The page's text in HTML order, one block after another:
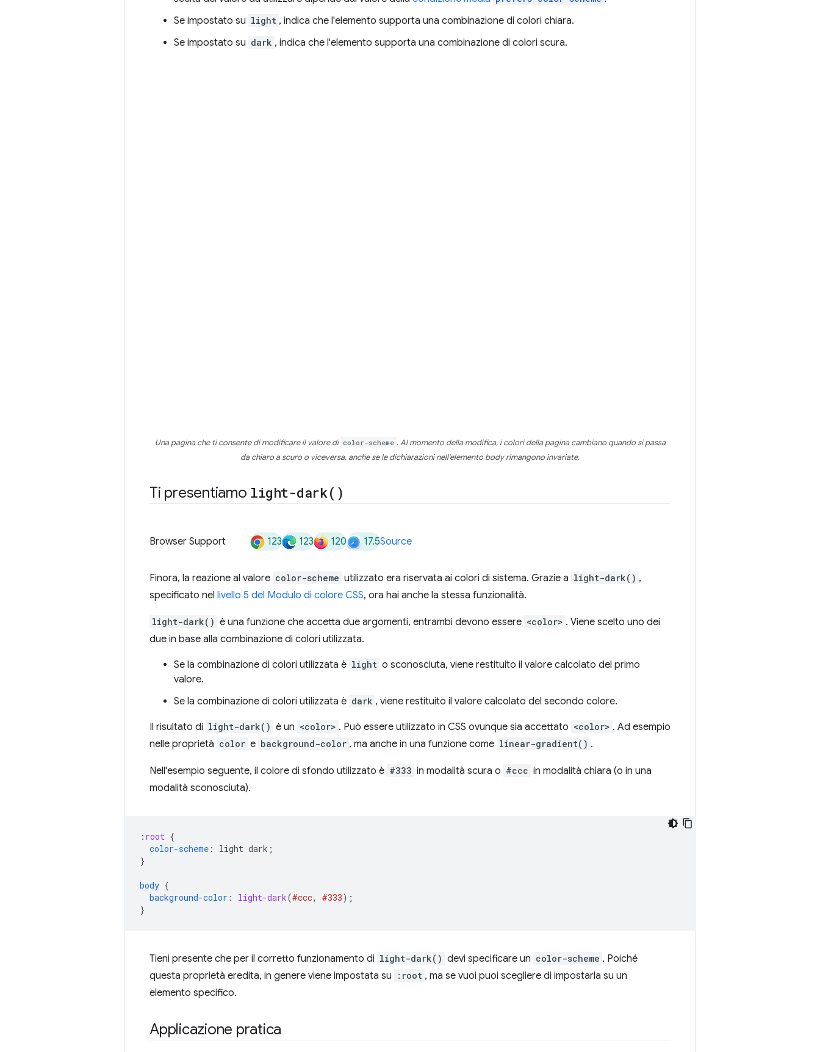
Se impostato su light , indica che l'elemento supporta una combinazione di colori chiara.
Se impostato su dark , indica che l'elemento supporta una combinazione di colori scura.
Una pagina che ti consente di modificare il valore di color-scheme . Al momento della modifica, i colori della pagina cambiano quando si passa
da chiaro a scuro o viceversa, anche se le dichiarazioni nell'elemento body rimangono invariate.
Ti presentiamo light-dark( )
Browser Support 123 123 120 17.5Source
Finora, la reazione al valore color-scheme utilizzato era riservata ai colori di sistema. Grazie a light-dark() ,
specificato nel livello 5 del Modulo di colore CSS, ora hai anche la stessa funzionalità.
light-dark() è una funzione che accetta due argomenti, entrambi devono essere <color> . Viene scelto uno dei
due in base alla combinazione di colori utilizzata.
Se la combinazione di colori utilizzata è light o sconosciuta, viene restituito il valore calcolato del primo
valore.
Se la combinazione di colori utilizzata è dark , viene restituito il valore calcolato del secondo colore.
Il risultato di light-dark() è un <color> . Può essere utilizzato in CSS ovunque sia accettato <color> . Ad esempio
nelle proprietà color e background-color , ma anche in una funzione come linear-gradient() .
Nell'esempio seguente, il colore di sfondo utilizzato è #333 in modalità scura o #ccc in modalità chiara (o in una
modalità sconosciuta).
: root {
color-scheme : light dark ;
}
body {
background-color : light-dark(#ccc, #333);
}
Tieni presente che per il corretto funzionamento di light-dark() devi specificare un color-scheme . Poiché
questa proprietà eredita, in genere viene impostata su
:root , ma se vuoi puoi scegliere di impostarla su un
elemento specifico.
Applicazione pratica